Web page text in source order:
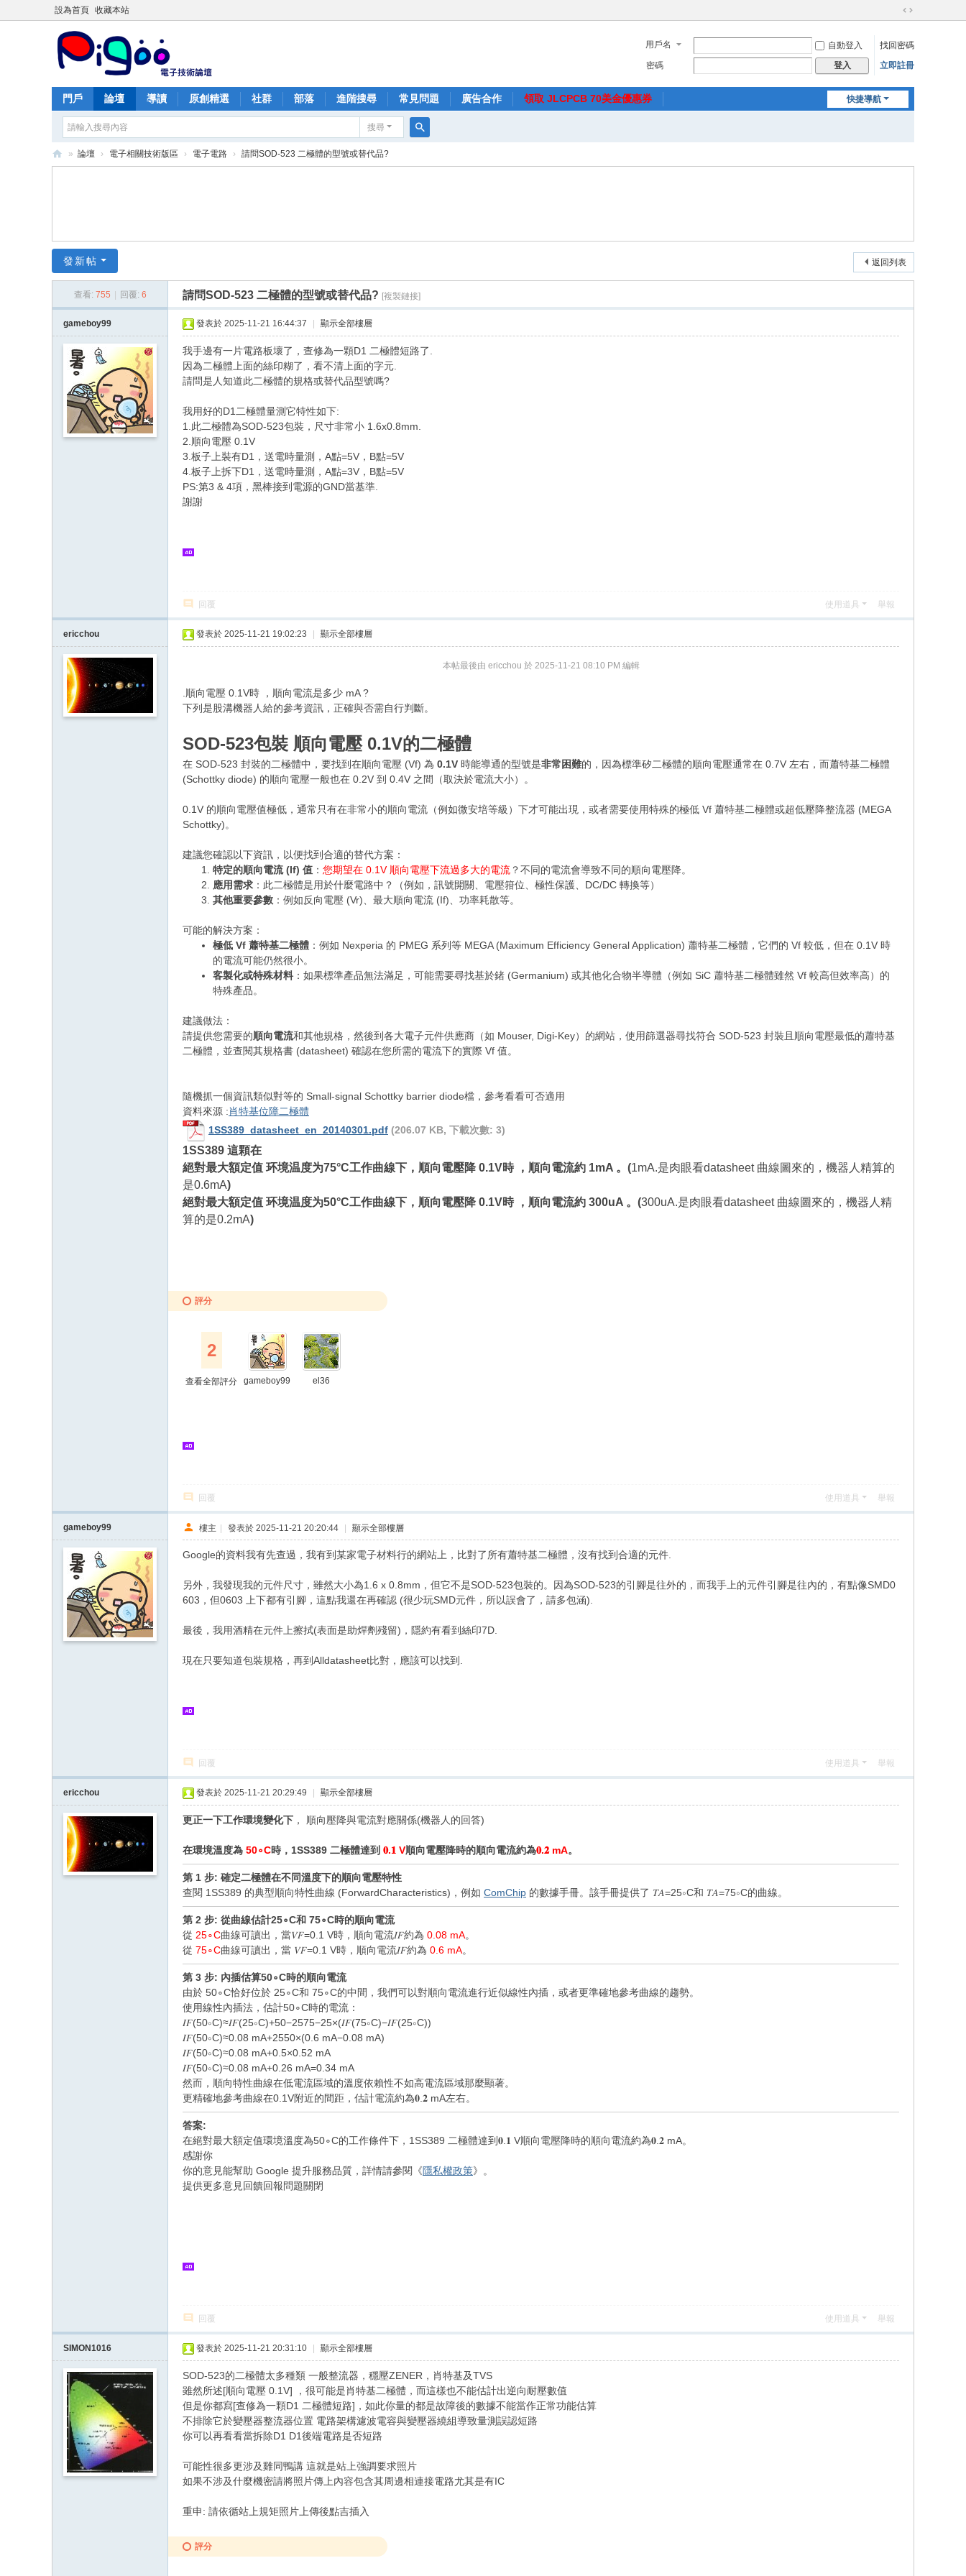
設為首頁 收藏本站
切
到
寬
用戶名 自動登入
找回密碼
密碼
登入 立即註冊
快捷導航
門戶 論壇 導讀 原創精選 社群 部落 進階搜尋 常見問題 廣告合作 領取 JLCPCB 70美金優惠券
搜尋
尋
酷
» 論壇 › 電子相關技術版區 › 電子電路 › 請問SOD-523 二極體的型號或替代品?
返回列表
發新帖
查看: 755 回覆: 6 請問SOD-523 二極體的型號或替代品? [複製鏈接]
gameboy99 發表於 2025-11-21 16:44:37 顯示全部樓層
我手邊有一片電路板壞了，查修為一顆D1 二極體短路了.
因為二極體上面的絲印糊了，看不清上面的字元.
請問是人知道此二極體的規格或替代品型號嗎?
我用好的D1二極體量測它特性如下:
1.此二極體為SOD-523包裝，尺寸非常小 1.6x0.8mm.
2.順向電壓 0.1V
3.板子上裝有D1，送電時量測，A點=5V，B點=5V
4.板子上拆下D1，送電時量測，A點=3V，B點=5V
PS:第3 & 4項，黑棒接到電源的GND當基準.
謝謝
回覆 使用道具 舉報
ericchou 發表於 2025-11-21 19:02:23 顯示全部樓層
本帖最後由 ericchou 於 2025-11-21 08:10 PM 編輯
.順向電壓 0.1V時 ，順向電流是多少 mA ?
下列是股溝機器人給的參考資訊，正確與否需自行判斷。
SOD-523包裝 順向電壓 0.1V的二極體
在 SOD-523 封裝的二極體中，要找到在順向電壓 (Vf) 為 0.1V 時能導通的型號是非常困難的，因為標準矽二極體的順向電壓通常在 0.7V 左右，而蕭特基二極體
(Schottky diode) 的順向電壓一般也在 0.2V 到 0.4V 之間（取決於電流大小）。
0.1V 的順向電壓值極低，通常只有在非常小的順向電流（例如微安培等級）下才可能出現，或者需要使用特殊的極低 Vf 蕭特基二極體或超低壓降整流器 (MEGA
Schottky)。
建議您確認以下資訊，以便找到合適的替代方案：
特定的順向電流 (If) 值 ： 您期望在 0.1V 順向電壓下流過多大的電流 ？不同的電流會導致不同的順向電壓降。
應用需求 ：此二極體是用於什麼電路中？（例如，訊號開關、電壓箝位、極性保護、DC/DC 轉換等）
其他重要參數 ：例如反向電壓 (Vr)、最大順向電流 (If)、功率耗散等。
可能的解決方案：
極低 Vf 蕭特基二極體 ：例如 Nexperia 的 PMEG 系列等 MEGA (Maximum Efficiency General Application) 蕭特基二極體，它們的 Vf 較低，但在 0.1V 時
的電流可能仍然很小。
客製化或特殊材料 ：如果標準產品無法滿足，可能需要尋找基於鍺 (Germanium) 或其他化合物半導體（例如 SiC 蕭特基二極體雖然 Vf 較高但效率高）的
特殊產品。
建議做法：
請提供您需要的順向電流和其他規格，然後到各大電子元件供應商（如 Mouser, Digi-Key）的網站，使用篩選器尋找符合 SOD-523 封裝且順向電壓最低的蕭特基
二極體，並查閱其規格書 (datasheet) 確認在您所需的電流下的實際 Vf 值。
隨機抓一個資訊類似對等的 Small-signal Schottky barrier diode檔，參考看看可否適用
資料來源 :肖特基位障二極體
1SS389_datasheet_en_20140301.pdf (206.07 KB, 下載次數: 3)
1SS389 這顆在
絕對最大額定值 环境温度为75°C工作曲線下，順向電壓降 0.1V時 ，順向電流約 1mA 。(1mA.是肉眼看datasheet 曲線圖來的，機器人精算的
是0.6mA)
絕對最大額定值 环境温度为50°C工作曲線下，順向電壓降 0.1V時 ，順向電流約 300uA 。 (300uA.是肉眼看datasheet 曲線圖來的，機器人 精
算的是0.2mA)
評分
2
查看全部評分 gameboy99 el36
回覆 使用道具 舉報
gameboy99 樓主 | 發表於 2025-11-21 20:20:44 | 顯示全部樓層
Google的資料我有先查過，我有到某家電子材料行的網站上，比對了所有蕭特基二極體，沒有找到合適的元件.
另外，我發現我的元件尺寸，雖然大小為1.6 x 0.8mm，但它不是SOD-523包裝的。因為SOD-523的引腳是往外的，而我手上的元件引腳是往內的，有點像SMD0
603，但0603 上下都有引腳，這點我還在再確認 (很少玩SMD元件，所以誤會了，請多包涵).
最後，我用酒精在元件上擦拭(表面是助焊劑殘留)，隱約有看到絲印7D.
現在只要知道包裝規格，再到Alldatasheet比對，應該可以找到.
回覆 使用道具 舉報
ericchou 發表於 2025-11-21 20:29:49 顯示全部樓層
更正一下工作環境變化下 ， 順向壓降與電流對應關係(機器人的回答)
在環境溫度為 50∘C時，1SS389 二極體達到 𝟎.𝟏 V順向電壓降時的順向電流約為𝟎.𝟐 mA。
第 1 步: 確定二極體在不同溫度下的順向電壓特性
查閱 1SS389 的典型順向特性曲線 (ForwardCharacteristics)，例如 ComChip 的數據手冊。該手冊提供了 𝑇𝐴=25∘C和 𝑇𝐴=75∘C的曲線。
第 2 步: 從曲線估計25∘C和 75∘C時的順向電流
從 25∘C曲線可讀出，當𝑉𝐹=0.1 V時，順向電流𝐼𝐹約為 0.08 mA。
從 75∘C曲線可讀出，當 𝑉𝐹=0.1 V時，順向電流𝐼𝐹約為 0.6 mA。
第 3 步: 內插估算50∘C時的順向電流
由於 50∘C恰好位於 25∘C和 75∘C的中間，我們可以對順向電流進行近似線性內插，或者更準確地參考曲線的趨勢。
使用線性內插法，估計50∘C時的電流：
𝐼𝐹(50∘C)≈𝐼𝐹(25∘C)+50−2575−25×(𝐼𝐹(75∘C)−𝐼𝐹(25∘C))
𝐼𝐹(50∘C)≈0.08 mA+2550×(0.6 mA−0.08 mA)
𝐼𝐹(50∘C)≈0.08 mA+0.5×0.52 mA
𝐼𝐹(50∘C)≈0.08 mA+0.26 mA=0.34 mA
然而，順向特性曲線在低電流區域的溫度依賴性不如高電流區域那麼顯著。
更精確地參考曲線在0.1V附近的間距，估計電流約為𝟎.𝟐 mA左右。
答案:
在絕對最大額定值環境溫度為50∘C的工作條件下，1SS389 二極體達到𝟎.𝟏 V順向電壓降時的順向電流約為𝟎.𝟐 mA。
感謝你
你的意見能幫助 Google 提升服務品質，詳情請參閱《隱私權政策》。
提供更多意見回饋回報問題關閉
回覆 使用道具 舉報
SIMON1016 發表於 2025-11-21 20:31:10 顯示全部樓層
SOD-523的二極體太多種類 一般整流器，穩壓ZENER，肖特基及TVS
雖然所述[順向電壓 0.1V] ，很可能是肖特基二極體，而這樣也不能估計出逆向耐壓數值
但是你都寫[查修為一顆D1 二極體短路]，如此你量的都是故障後的數據不能當作正常功能估算
不排除它於變壓器整流器位置 電路架構濾波電容與變壓器繞組導致量測誤認短路
你可以再看看當拆除D1 D1後端電路是否短路
可能性很多更涉及雞同鴨講 這就是站上強調要求照片
如果不涉及什麼機密請將照片傳上內容包含其周邊相連接電路尤其是有IC
重申: 請依循站上規矩照片上傳後點吉插入
評分